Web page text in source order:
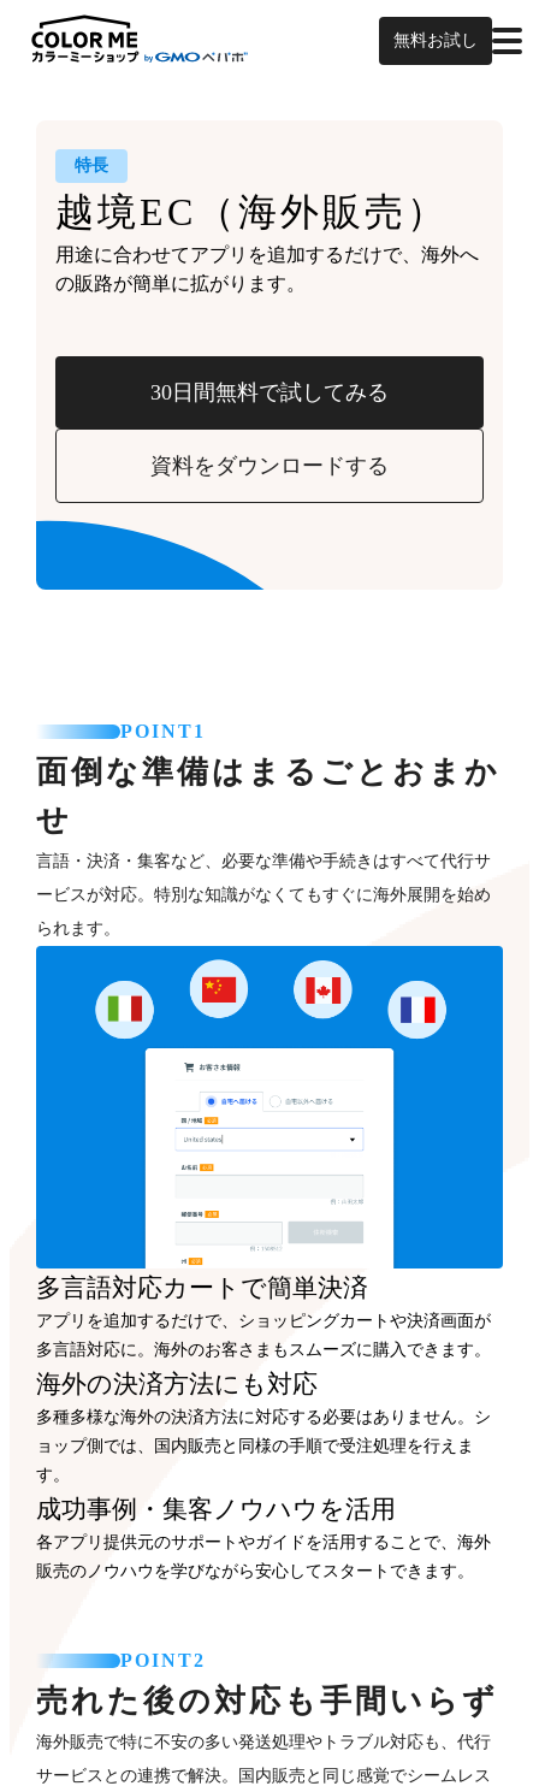
無料お試し
特長
越境EC （海外販売）
用途に合わせてアプリを追加するだけで、海外へ
の販路が簡単に拡がります。
30日間無料で試してみる
資料をダウンロードする
POINT1
面倒な準備はまるごとおまか
せ
言語・決済・集客など、必要な準備や手続きはすべて代行サ
ービスが対応。特別な知識がなくてもすぐに海外展開を始め
られます。
多言語対応カートで簡単決済
アプリを追加するだけで、ショッピングカートや決済画面が
多言語対応に。海外のお客さまもスムーズに購入できます。
海外の決済方法にも 対応
多種多様な海外の決済方法に対応する必要はありません。シ
ョップ側では、国内販売と同様の手順で受注処理を行えま
す。
成功事例・集客ノウハウを活用
各アプリ提供元のサポートやガイドを活用することで、海外
販売のノウハウを学びながら安心してスタートできます。
POINT2
売れた後の対応も手間いらず
海外販売で特に不安の多い発送処理やトラブル対応も、代行
サービスとの連携で解決。国内販売と同じ感覚でシームレス